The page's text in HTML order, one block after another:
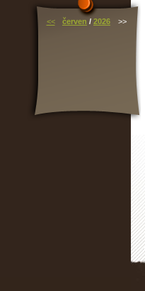
<< červen / 2026 >>